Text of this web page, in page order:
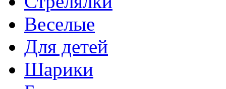
Веселые
Для детей
Шарики